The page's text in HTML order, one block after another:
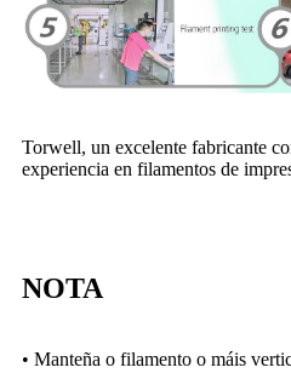
Torwell, un excelente fabricante
experiencia en filamentos de
NOTA
• Manteña o filamento o máis